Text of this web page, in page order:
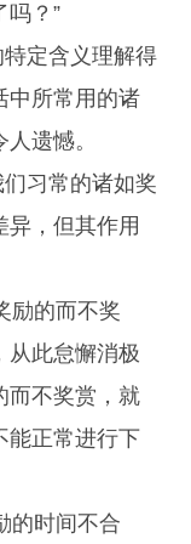
吗？”
定含义理解得
中所常用的诸
遗憾。
习常的诸如奖
异，但其作用
的而不奖
从此怠懈消极
而不奖赏，就
能正常进行下
时间不合